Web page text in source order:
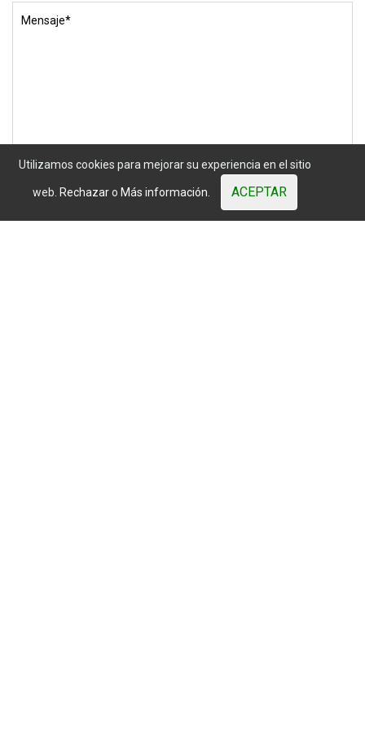
Utilizamos cookies para mejorar su experiencia en el sitio
web. Rechazaro Más información. ACEPTAR
whatsappyoutubefacebookinstagram